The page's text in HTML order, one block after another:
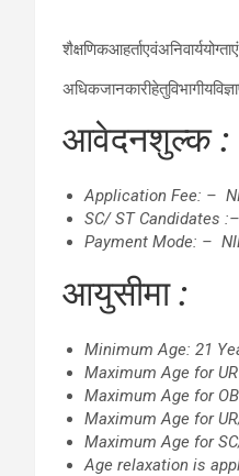
शैक्षणिकआहर्ताएवंअनिवार्ययोग्ताएं
आवेदनशुल्क:
Application Fee: –
SC/ ST Candidates
Payment Mode: –
आयुसीमा
Minimum Age: 21
Maximum Age for
Maximum Age for
Maximum Age for
Maximum Age for
Age relaxation is